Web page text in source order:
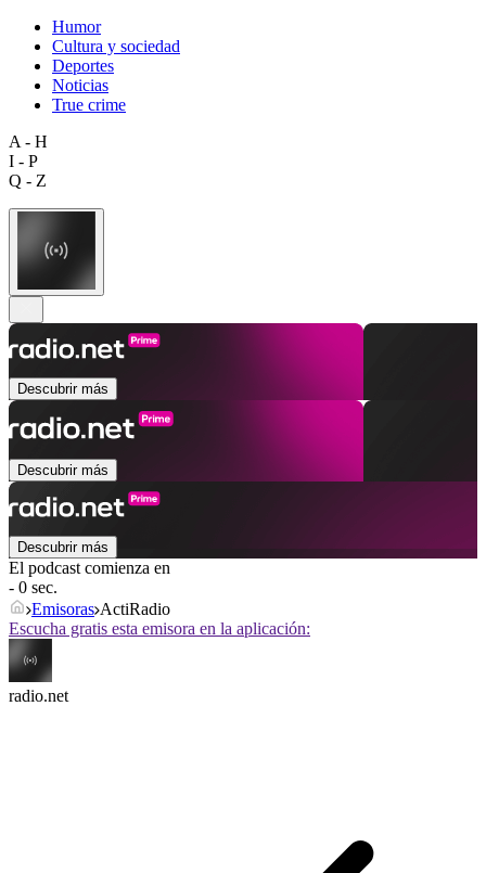
Humor
Cultura y sociedad
Deportes
Noticias
True crime
A - H
I - P
Q - Z
Descubrir más
Descubrir más
Descubrir más
El podcast comienza en
- 0 sec.
Emisoras ActiRadio
Escucha gratis esta emisora en la aplicación:
radio.net